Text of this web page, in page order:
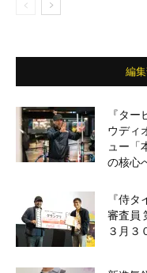
編
『タ
ウディ
ュー「
の核心
『侍
審査員
３月３